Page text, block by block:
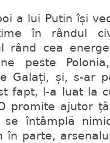
Putin își
în rândul
rând cea
peste
Galați, și, s-ar
fapt, l-a luat la
promite ajutor
se întâmplă
în parte,